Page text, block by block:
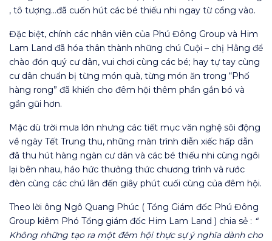
, tô tượng…đã cuốn hút các bé thiếu nhi ngay từ cổng vào.
Đặc biệt, chính các nhân viên của Phú Đông Group và Him
Lam Land đã hóa thân thành những chú Cuội – chị Hằng để
chào đón quý cư dân, vui chơi cùng các bé; hay tự tay cùng
cư dân chuẩn bị từng món quà, từng món ăn trong “Phố
hàng rong” đã khiến cho đêm hội thêm phần gắn bó và
gần gũi hơn.
Mặc dù trời mưa lớn nhưng các tiết mục văn nghệ sôi động
về ngày Tết Trung thu, những màn trình diễn xiếc hấp dẫn
đã thu hút hàng ngàn cư dân và các bé thiếu nhi cùng ngồi
lại bên nhau, háo hức thưởng thức chương trình và rước
đèn cùng các chú lân đến giây phút cuối cùng của đêm hội.
Theo lời ông Ngô Quang Phúc ( Tổng Giám đốc Phú Đông
Group kiêm Phó Tổng giám đốc Him Lam Land ) chia sẻ : “
Không những tạo ra một đêm hội thực sự ý nghĩa dành cho